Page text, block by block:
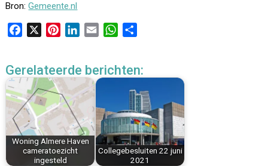
Bron:Gemeente.nl
e
b
o
o
k
t
e
r
e
s
t
k
e
d
I
n
i
W
t
p
p
e
Gerelateerde berichten:
Woning Almere Haven
cameratoezicht
ingesteld
Collegebesluiten 22 juni
2021